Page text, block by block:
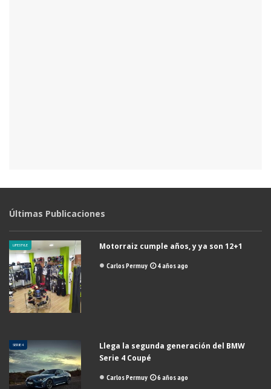
Últimas Publicaciones
LIFESTYLE Motorraiz cumple años, y ya son 12+1
Carlos Permuy 4 años ago
SERIE 4
Llega la segunda generación del BMW
Serie 4 Coupé
Carlos Permuy 6 años ago